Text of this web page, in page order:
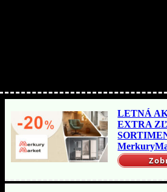
LETNÁ
EXTRA